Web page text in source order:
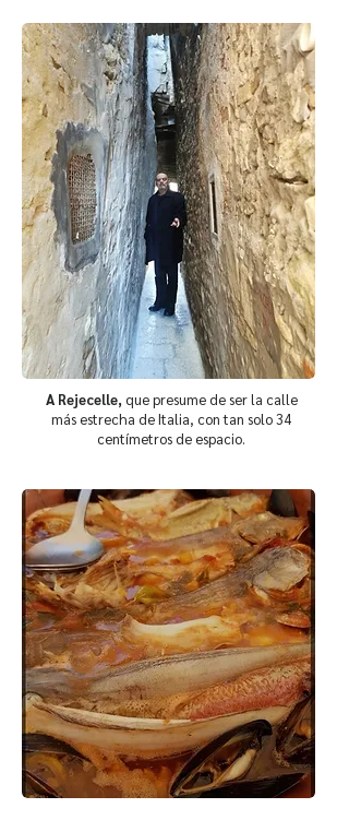
A Rejecelle, que presume de ser la calle
más estrecha de Italia, con tan solo 34
centímetros de espacio.